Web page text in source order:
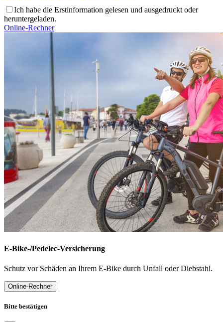
Ich habe die Erstinformation gelesen und ausgedruckt oder
heruntergeladen.
Online-Rechner
E-Bike-/Pedelec-Versicherung
Schutz vor Schäden an Ihrem E-Bike durch Unfall oder Diebstahl.
Online-Rechner
Bitte bestätigen